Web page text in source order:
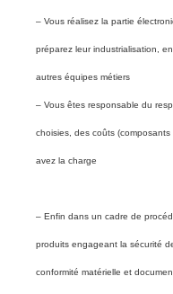
– Vous réalisez la partie
préparez leur industrialisation,
autres équipes métiers
– Vous êtes responsable du
choisies, des coûts
avez la charge
– Enfin dans un cadre de
produits engageant la sécurité
conformité matérielle et